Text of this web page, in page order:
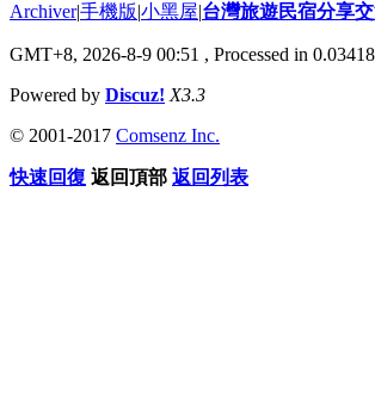
Archiver|手機版|小黑屋|台灣旅遊民宿分享
GMT+8, 2026-8-9 00:51 , Processed in
Powered by Discuz! X3.3
© 2001-2017 Comsenz Inc.
快速回復 返回頂部 返回列表